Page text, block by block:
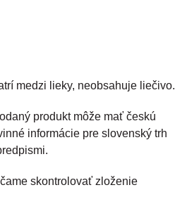
medzi lieky, neobsahuje liečivo.
produkt môže mať českú
informácie pre slovenský trh
skontrolovať zloženie